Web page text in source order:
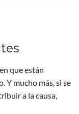
que están
Y mucho más, si se
a la causa,